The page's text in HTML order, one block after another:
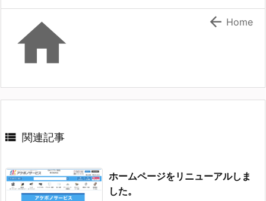
  Home
 関連記事
ホームページをリニューアルしま
した。